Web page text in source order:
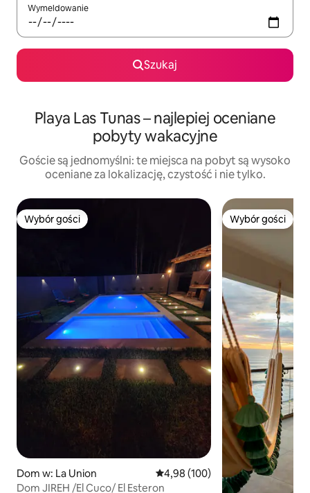
Wymeldowanie
Szukaj
Playa Las Tunas – najlepiej oceniane
pobyty wakacyjne
Goście są jednomyślni: te miejsca na pobyt są wysoko
oceniane za lokalizację, czystość i nie tylko.
Wybór gości
Wybór gości
Dom w: La Union Średnia ocena: 4,98 na 5, liczba
4,98 (100)
Dom JIREH /El Cuco/ El Esteron
Wybór gości
Wybór gości